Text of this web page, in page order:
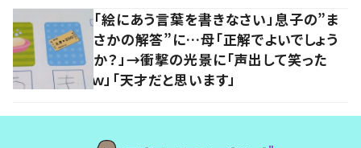
「絵にあう言葉を書きなさい」息子の”ま
さかの解答”に…母「正解でよいでしょう
か？」→衝撃の光景に「声出して笑った
ｗ」「天才だと思います」